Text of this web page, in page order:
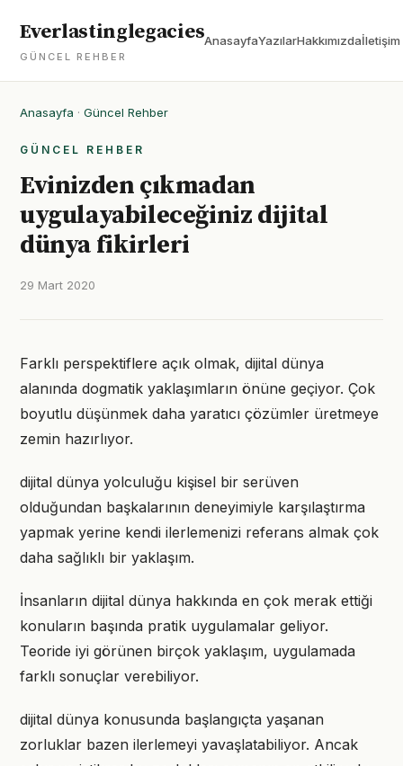
Everlastinglegacies
GÜNCEL REHBER
AnasayfaYazılarHakkımızdaİletişim
Anasayfa · Güncel Rehber
GÜNCEL REHBER
Evinizden çıkmadan
uygulayabileceğiniz dijital
dünya fikirleri
29 Mart 2020
Farklı perspektiflere açık olmak, dijital dünya
alanında dogmatik yaklaşımların önüne geçiyor. Çok
boyutlu düşünmek daha yaratıcı çözümler üretmeye
zemin hazırlıyor.
dijital dünya yolculuğu kişisel bir serüven
olduğundan başkalarının deneyimiyle karşılaştırma
yapmak yerine kendi ilerlemenizi referans almak çok
daha sağlıklı bir yaklaşım.
İnsanların dijital dünya hakkında en çok merak ettiği
konuların başında pratik uygulamalar geliyor.
Teoride iyi görünen birçok yaklaşım, uygulamada
farklı sonuçlar verebiliyor.
dijital dünya konusunda başlangıçta yaşanan
zorluklar bazen ilerlemeyi yavaşlatabiliyor. Ancak